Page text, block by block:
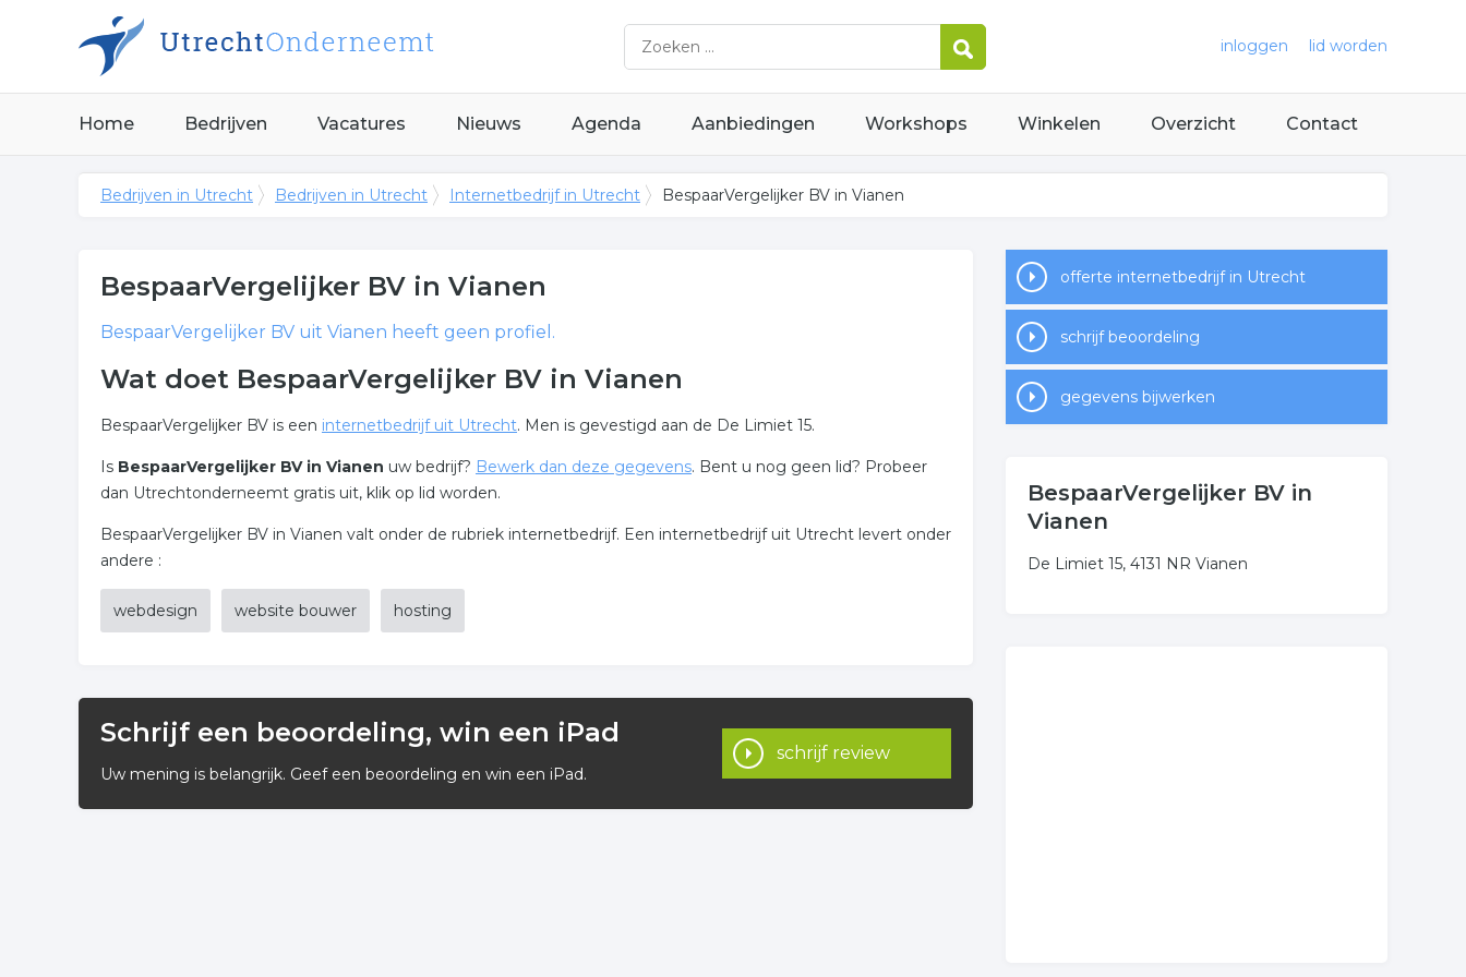
inloggen lid worden
Home Bedrijven Vacatures Nieuws Agenda Aanbiedingen Workshops Winkelen Overzicht Contact
Bedrijven in Utrecht Bedrijven in Utrecht Internetbedrijf in Utrecht BespaarVergelijker BV in Vianen
BespaarVergelijker BV in Vianen
BespaarVergelijker BV uit Vianen heeft geen profiel.
Wat doet BespaarVergelijker BV in Vianen
BespaarVergelijker BV is een internetbedrijf uit Utrecht. Men is gevestigd aan de De Limiet 15.
Is BespaarVergelijker BV in Vianen uw bedrijf? Bewerk dan deze gegevens. Bent u nog geen lid? Probeer
dan Utrechtonderneemt gratis uit, klik op lid worden.
BespaarVergelijker BV in Vianen valt onder de rubriek internetbedrijf. Een internetbedrijf uit Utrecht levert onder
andere :
webdesign website bouwer hosting
Schrijf een beoordeling, win een iPad
Uw mening is belangrijk. Geef een beoordeling en win een iPad.
schrijf review
offerte internetbedrijf in Utrecht
schrijf beoordeling
gegevens bijwerken
BespaarVergelijker BV in
Vianen
De Limiet 15, 4131 NR Vianen